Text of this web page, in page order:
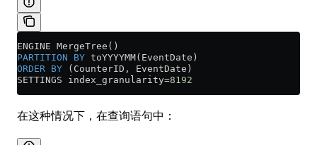
ENGINE MergeTree()
PARTITION BY toYYYYMM(EventDate)
ORDER BY (CounterID, EventDate)
SETTINGS index_granularity=8192
在这种情况下，在查询语句中：